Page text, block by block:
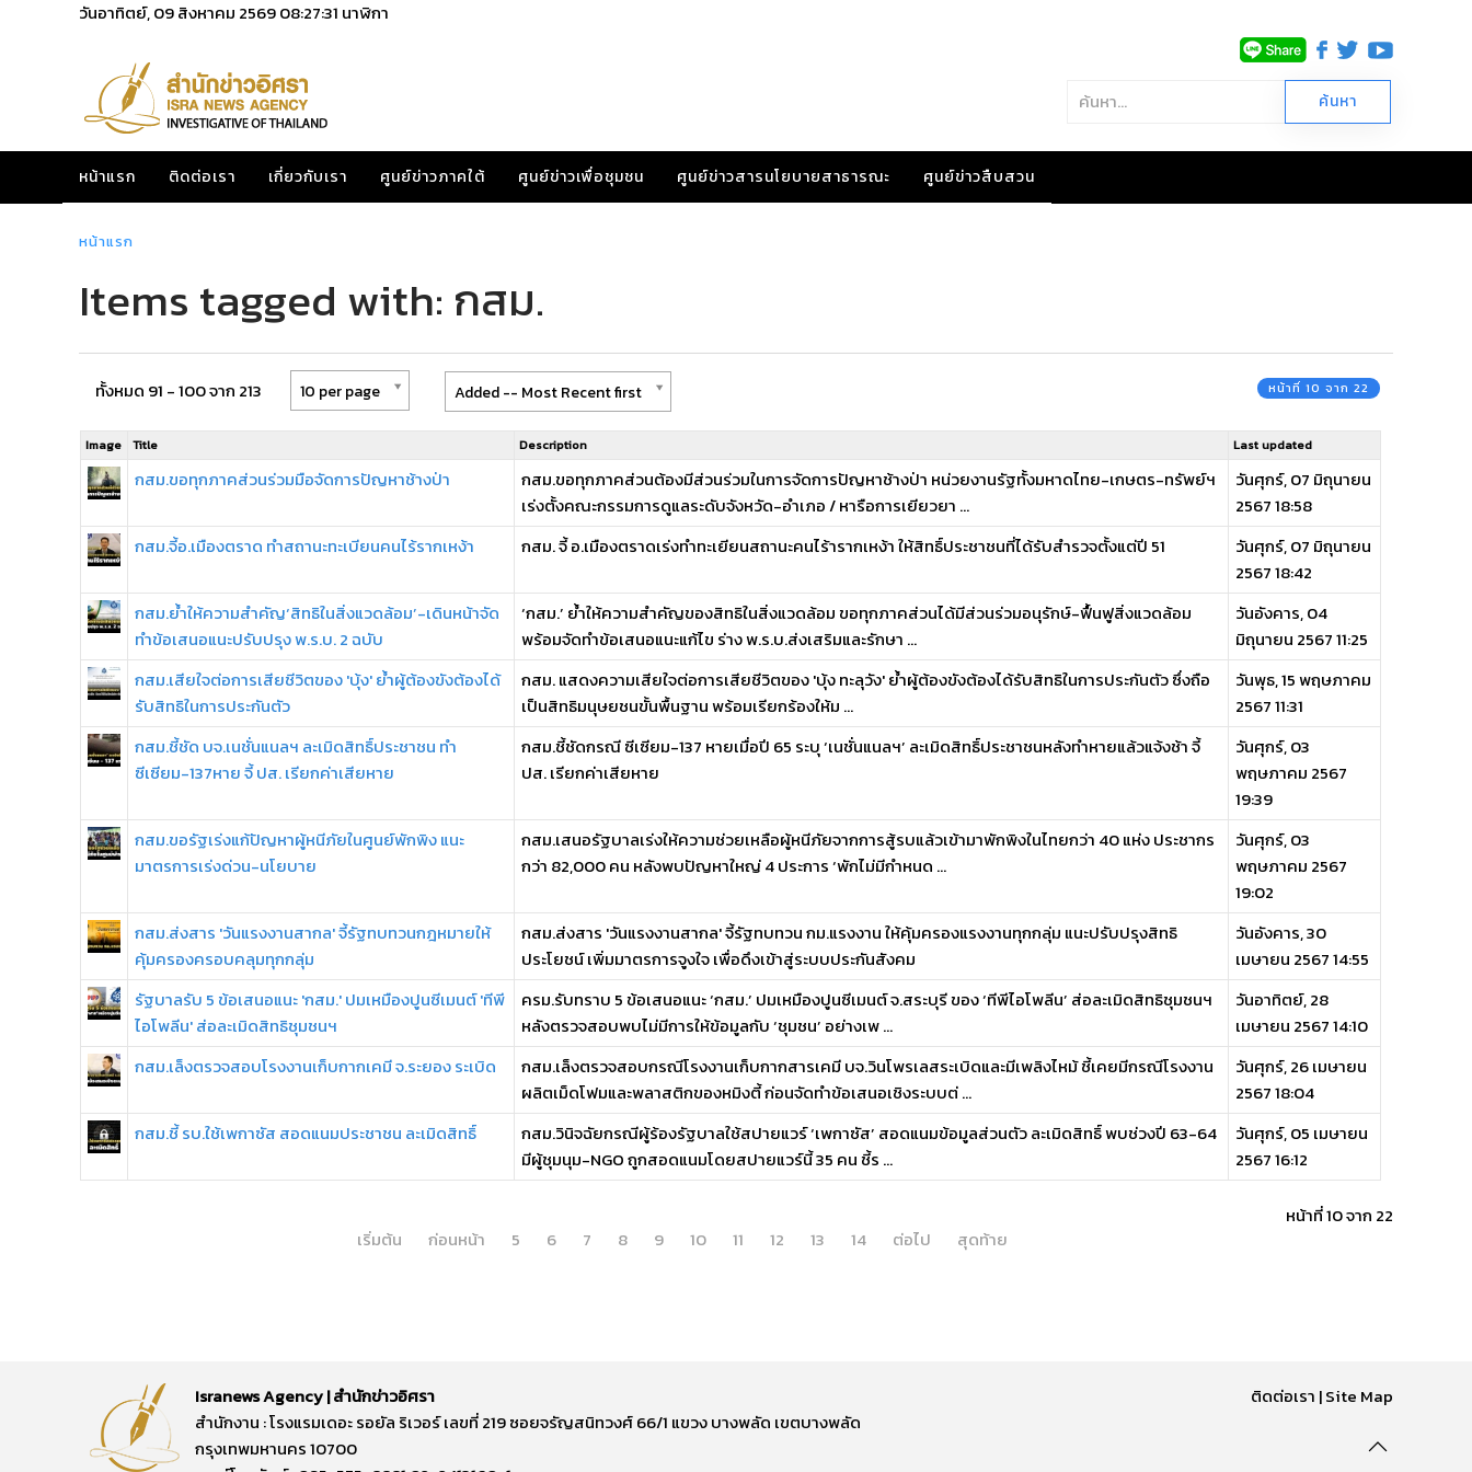
วันอาทิตย์, 09 สิงหาคม 256908:27:31 นาฬิกา
หน้าแรก ติดต่อเรา เกี่ยวกับเรา ศูนย์ข่าวภาคใต้ ศูนย์ข่าวเพื่อชุมชน ศูนย์ข่าวสารนโยบายสาธารณะ ศูนย์ข่าวสืบสวน
หน้าแรก
Items tagged with: กสม.
ทั้งหมด 91 - 100 จาก 213 10 per page Added -- Most Recent first หน้าที่ 10 จาก 22
Image Title Description Last updated
กสม.ขอทุกภาคส่วนร่วมมือจัดการปัญหาช้างป่า
กสม.ขอทุกภาคส่วนต้องมีส่วนร่วมในการจัดการปัญหาช้างป่า หน่วยงานรัฐทั้งมหาดไทย-เกษตร-ทรัพย์ฯ
เร่งตั้งคณะกรรมการดูแลระดับจังหวัด-อำเภอ / หารือการเยียวยา ...
วันศุกร์, 07 มิถุนายน
2567 18:58
กสม.จี้อ.เมืองตราด ทำสถานะทะเบียนคนไร้รากเหง้า
กสม. จี้ อ.เมืองตราดเร่งทำทะเยียนสถานะคนไร้ารากเหง้า ให้สิทธิ์ประชาชนที่ได้รับสำรวจตั้งแต่ปี 51
วันศุกร์, 07 มิถุนายน
2567 18:42
กสม.ย้ำให้ความสำคัญ‘สิทธิในสิ่งแวดล้อม’-เดินหน้าจัด
ทำข้อเสนอแนะปรับปรุง พ.ร.บ. 2 ฉบับ
‘กสม.’ ย้ำให้ความสำคัญของสิทธิในสิ่งแวดล้อม ขอทุกภาคส่วนได้มีส่วนร่วมอนุรักษ์-ฟื้นฟูสิ่งแวดล้อม
พร้อมจัดทำข้อเสนอแนะแก้ไข ร่าง พ.ร.บ.ส่งเสริมและรักษา ...
วันอังคาร, 04
มิถุนายน 2567 11:25
กสม.เสียใจต่อการเสียชีวิตของ 'บุ้ง' ย้ำผู้ต้องขังต้องได้
รับสิทธิในการประกันตัว
กสม. แสดงความเสียใจต่อการเสียชีวิตของ 'บุ้ง ทะลุวัง' ย้ำผู้ต้องขังต้องได้รับสิทธิในการประกันตัว ซึ่งถือ
เป็นสิทธิมนุษยชนขั้นพื้นฐาน พร้อมเรียกร้องให้ม ...
วันพุธ, 15 พฤษภาคม
2567 11:31
กสม.ชี้ชัด บจ.เนชั่นแนลฯ ละเมิดสิทธิ์ประชาชน ทำ
ซีเซียม-137หาย จี้ ปส. เรียกค่าเสียหาย
กสม.ชี้ชัดกรณี ซีเซียม-137 หายเมื่อปี 65 ระบุ ‘เนชั่นแนลฯ’ ละเมิดสิทธิ์ประชาชนหลังทำหายแล้วแจ้งช้า จี้
ปส. เรียกค่าเสียหาย
วันศุกร์, 03
พฤษภาคม 2567
19:39
กสม.ขอรัฐเร่งแก้ปัญหาผู้หนีภัยในศูนย์พักพิง แนะ
มาตรการเร่งด่วน-นโยบาย
กสม.เสนอรัฐบาลเร่งให้ความช่วยเหลือผู้หนีภัยจากการสู้รบแล้วเข้ามาพักพิงในไทยกว่า 40 แห่ง ประชากร
กว่า 82,000 คน หลังพบปัญหาใหญ่ 4 ประการ ‘พักไม่มีกำหนด ...
วันศุกร์, 03
พฤษภาคม 2567
19:02
กสม.ส่งสาร 'วันแรงงานสากล' จี้รัฐทบทวนกฎหมายให้
คุ้มครองครอบคลุมทุกกลุ่ม
กสม.ส่งสาร 'วันแรงงานสากล' จี้รัฐทบทวน กม.แรงงาน ให้คุ้มครองแรงงานทุกกลุ่ม แนะปรับปรุงสิทธิ
ประโยชน์ เพิ่มมาตรการจูงใจ เพื่อดึงเข้าสู่ระบบประกันสังคม
วันอังคาร, 30
เมษายน 2567 14:55
รัฐบาลรับ 5 ข้อเสนอแนะ 'กสม.' ปมเหมืองปูนซีเมนต์ 'ทีพี
ไอโพลีน' ส่อละเมิดสิทธิชุมชนฯ
ครม.รับทราบ 5 ข้อเสนอแนะ ‘กสม.’ ปมเหมืองปูนซีเมนต์ จ.สระบุรี ของ ‘ทีพีไอโพลีน’ ส่อละเมิดสิทธิชุมชนฯ
หลังตรวจสอบพบไม่มีการให้ข้อมูลกับ ‘ชุมชน’ อย่างเพ ...
วันอาทิตย์, 28
เมษายน 2567 14:10
กสม.เล็งตรวจสอบโรงงานเก็บกากเคมี จ.ระยอง ระเบิด
กสม.เล็งตรวจสอบกรณีโรงงานเก็บกากสารเคมี บจ.วินโพรเลสระเบิดและมีเพลิงไหม้ ชี้เคยมีกรณีโรงงาน
ผลิตเม็ดโฟมและพลาสติกของหมิงตี้ ก่อนจัดทำข้อเสนอเชิงระบบต่ ...
วันศุกร์, 26 เมษายน
2567 18:04
กสม.ชี้ รบ.ใช้เพกาซัส สอดแนมประชาชน ละเมิดสิทธิ์
กสม.วินิจฉัยกรณีผู้ร้องรัฐบาลใช้สปายแวร์ ‘เพกาซัส’ สอดแนมข้อมูลส่วนตัว ละเมิดสิทธิ์ พบช่วงปี 63-64
มีผู้ชุมนุม-NGO ถูกสอดแนมโดยสปายแวร์นี้ 35 คน ชี้ร ...
วันศุกร์, 05 เมษายน
2567 16:12
หน้าที่ 10 จาก 22
เริ่มต้น
ก่อนหน้า 5 6 7 8 9 10 11 12 13 14 ต่อไป สุดท้าย
Isranews Agency | สำนักข่าวอิศรา
สำนักงาน : โรงแรมเดอะ รอยัล ริเวอร์ เลขที่ 219 ซอยจรัญสนิทวงศ์ 66/1 แขวง บางพลัด เขตบางพลัด
กรุงเทพมหานคร 10700
ติดต่อเรา |Site Map